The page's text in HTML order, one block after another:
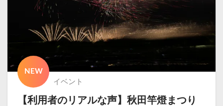
NEW
イベント
【利用者のリアルな声】秋田竿燈まつり